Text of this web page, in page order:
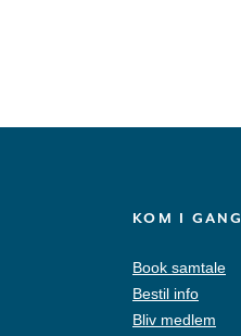
KOM I GANG
Book samtale
Bestil info
Bliv medlem